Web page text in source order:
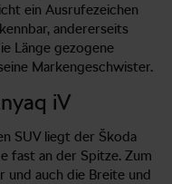
ein Ausrufezeichen
andererseits
Länge gezogene
Markengeschwister.
iV
SUV liegt der Škoda
fast an der Spitze. Zum
und auch die Breite und